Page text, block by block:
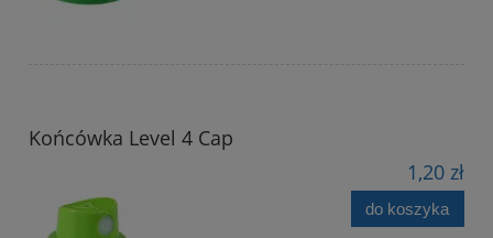
Końcówka Level 4 Cap
1,20 zł
do koszyka